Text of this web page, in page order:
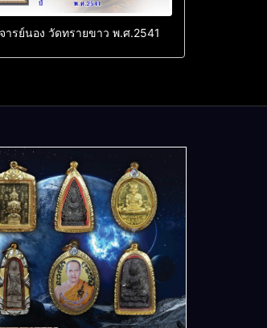
ารย์นอง วัดทรายขาว พ.ศ.2541